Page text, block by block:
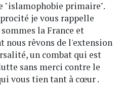
"islamophobie primaire".
je vous rappelle
la France et
nous rêvons de l'extension
un combat qui est
sans merci contre le
vous tien tant à cœur .